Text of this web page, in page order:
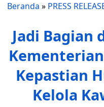
Beranda » PRESS
Jadi Bagian
Kepastian
Kelola